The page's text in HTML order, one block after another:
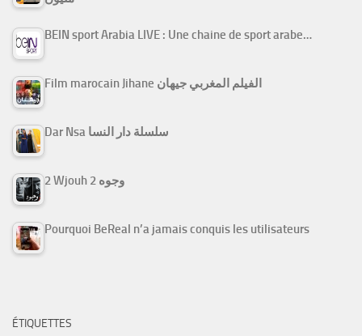
BEIN sport Arabia LIVE : Une chaine de sport arabe…
Film marocain Jihane الفيلم المغربي جيهان
Dar Nsa سلسلة دار النسا
2 Wjouh 2 وجوه
Pourquoi BeReal n’a jamais conquis les utilisateurs
ÉTIQUETTES